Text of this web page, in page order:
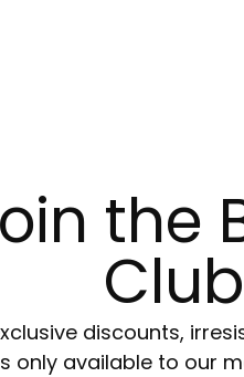
the
discounts,
only available to our